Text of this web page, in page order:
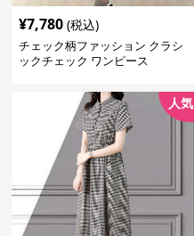
¥7,780 (税込)
チェック柄ファッション クラシ
ックチェック ワンピース
人気